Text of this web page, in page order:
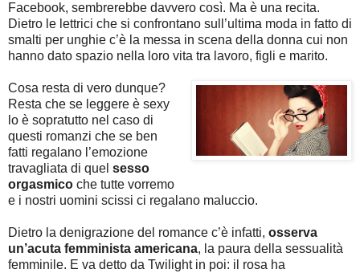
Facebook, sembrerebbe davvero così. Ma è una recita.
Dietro le lettrici che si confrontano sull’ultima moda in fatto di
smalti per unghie c’è la messa in scena della donna cui non
hanno dato spazio nella loro vita tra lavoro, figli e marito.
Cosa resta di vero dunque?
Resta che se leggere è sexy
lo è sopratutto nel caso di
questi romanzi che se ben
fatti regalano l’emozione
travagliata di quel sesso
orgasmico che tutte vorremo
e i nostri uomini scissi ci regalano maluccio.
Dietro la denigrazione del romance c’è infatti, osserva
un’acuta femminista americana, la paura della sessualità
femminile. E va detto da Twilight in poi: il rosa ha